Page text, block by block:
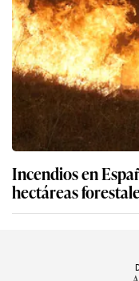
Incendios en
hectáreas